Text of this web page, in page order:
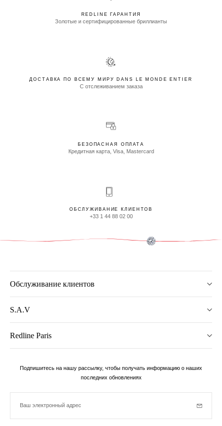
REDLINE ГАРАНТИЯ
Золотые и сертифицированные бриллианты
ДОСТАВКА ПО ВСЕМУ МИРУ DANS LE MONDE ENTIER
С отслеживанием заказа
БЕЗОПАСНАЯ ОПЛАТА
Кредитная карта, Visa, Mastercard
ОБСЛУЖИВАНИЕ КЛИЕНТОВ
+33 1 44 88 02 00
Обслуживание клиентов
S.A.V
Redline Paris
Подпишитесь на нашу рассылку, чтобы получать информацию о наших
последних обновлениях
Ваш электронный адрес